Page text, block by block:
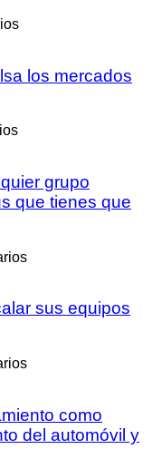
los mercados
grupo
que tienes que
sus equipos
como
del automóvil y